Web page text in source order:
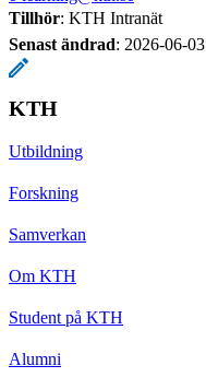
Tillhör: KTH Intranät
Senast ändrad: 2026-06-03
KTH
Utbildning
Forskning
Samverkan
Om KTH
Student på KTH
Alumni